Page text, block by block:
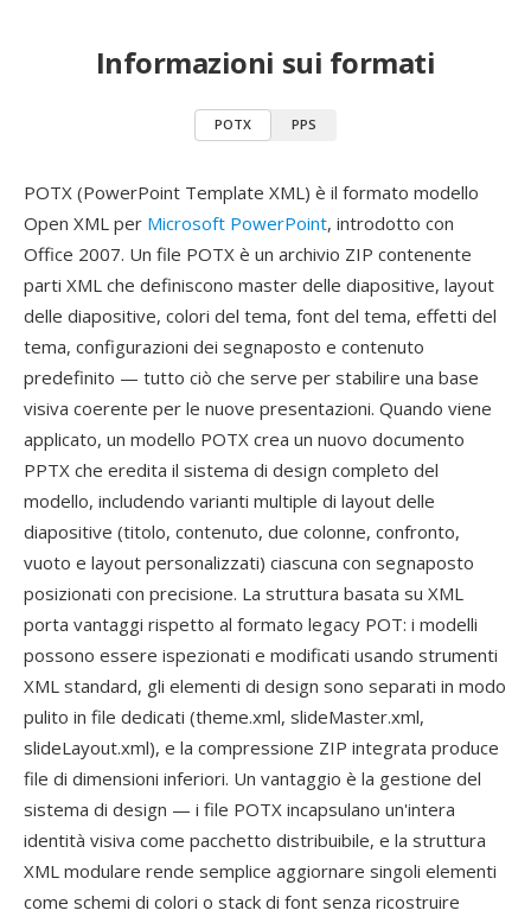
Informazioni sui formati
POTX PPS
POTX (PowerPoint Template XML) è il formato modello
Open XML per Microsoft PowerPoint, introdotto con
Office 2007. Un file POTX è un archivio ZIP contenente
parti XML che definiscono master delle diapositive, layout
delle diapositive, colori del tema, font del tema, effetti del
tema, configurazioni dei segnaposto e contenuto
predefinito — tutto ciò che serve per stabilire una base
visiva coerente per le nuove presentazioni. Quando viene
applicato, un modello POTX crea un nuovo documento
PPTX che eredita il sistema di design completo del
modello, includendo varianti multiple di layout delle
diapositive (titolo, contenuto, due colonne, confronto,
vuoto e layout personalizzati) ciascuna con segnaposto
posizionati con precisione. La struttura basata su XML
porta vantaggi rispetto al formato legacy POT: i modelli
possono essere ispezionati e modificati usando strumenti
XML standard, gli elementi di design sono separati in modo
pulito in file dedicati (theme.xml, slideMaster.xml,
slideLayout.xml), e la compressione ZIP integrata produce
file di dimensioni inferiori. Un vantaggio è la gestione del
sistema di design — i file POTX incapsulano un'intera
identità visiva come pacchetto distribuibile, e la struttura
XML modulare rende semplice aggiornare singoli elementi
come schemi di colori o stack di font senza ricostruire